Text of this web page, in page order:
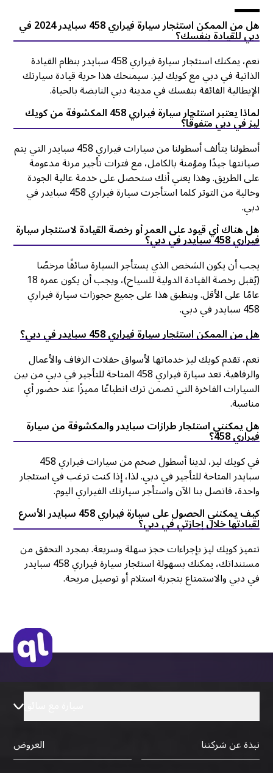
هل من الممكن استئجار سيارة فيراري 458 سبايدر 2024 في
دبي للقيادة بنفسك؟
نعم، يمكنك استئجار سيارة فيراري 458 سبايدر بنظام القيادة
الذاتية في دبي مع كويك ليز. سيمنحك هذا حرية قيادة سيارتك
الإيطالية الفائقة بنفسك في مدينة دبي النابضة بالحياة.
لماذا يعتبر استئجار سيارة فيراري 458 المكشوفة من كويك
ليز في دبي متفوقًا؟
أسطولنا يتألف أسطولنا من سيارات فيراري 458 سبايدر التي يتم
صيانتها جيدًا ومؤمنة بالكامل، مع فترات تأجير مرنة مدعومة
على الطريق. وهذا يعني أنك ستحصل على خدمة عالية الجودة
وخالية من التوتر كلما استأجرت سيارة فيراري 458 سبايدر في
دبي.
هل هناك أي قيود على العمر أو رخصة القيادة لاستئجار سيارة
فيراري 458 سبايدر في دبي؟
يجب أن يكون الشخص الذي يستأجر السيارة سائقًا مرخصًا
(يُقبل رخصة القيادة الدولية للسياح)، ويجب أن يكون عمره 18
عامًا على الأقل. وينطبق هذا على جميع حجوزات سيارة فيراري
458 سبايدر في دبي.
هل من الممكن استئجار سيارة فيراري 458 سبايدر في دبي؟
نعم، تقدم كويك ليز خدماتها لأسواق حفلات الزفاف والأعمال
والرفاهية. تعد سيارة فيراري 458 المتاحة للتأجير في دبي من بين
السيارات الفاخرة التي تضمن ترك انطباعًا مميزًا عند حضور أي
مناسبة.
هل يمكنني استئجار طرازات سبايدر والمكشوفة من سيارة
فيراري 458؟
في كويك ليز، لدينا أسطول ضخم من سيارات فيراري 458
سبايدر المتاحة للتأجير في دبي. لذا، إذا كنت ترغب في استئجار
واحدة، فاتصل بنا الآن واستأجر سيارتك الفيراري اليوم.
كيف يمكنني الحصول على سيارة فيراري 458 سبايدر الأسرع
لقيادتها خلال إجازتي في دبي؟
تتميز كويك ليز بإجراءات حجز سهلة وسريعة. بمجرد التحقق من
مستنداتك، يمكنك بسهولة استئجار سيارة فيراري 458 سبايدر
في دبي والاستمتاع بتجربة استلام أو توصيل مريحة.
نبذة عن شركتنا
العروض